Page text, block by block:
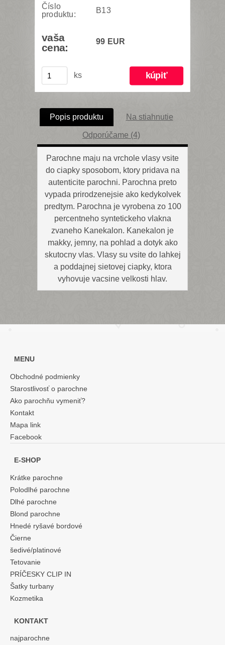
Číslo
produktu:
B13
vaša
cena:
99 EUR
ks
Popis produktu Na stiahnutie
Odporúčame (4)
Parochne maju na vrchole vlasy vsite
do ciapky sposobom, ktory pridava na
autenticite parochni. Parochna preto
vypada prirodzenejsie ako kedykolvek
predtym. Parochna je vyrobena zo 100
percentneho syntetickeho vlakna
zvaneho Kanekalon. Kanekalon je
makky, jemny, na pohlad a dotyk ako
skutocny vlas. Vlasy su vsite do lahkej
a poddajnej sietovej ciapky, ktora
vyhovuje vacsine velkosti hlav.
MENU
Obchodné podmienky
Starostlivosť o parochne
Ako parochňu vymeniť?
Kontakt
Mapa link
Facebook
E-SHOP
Krátke parochne
Polodlhé parochne
Dlhé parochne
Blond parochne
Hnedé ryšavé bordové
Čierne
šedivé/platinové
Tetovanie
PRÍČESKY CLIP IN
Šatky turbany
Kozmetika
KONTAKT
najparochne